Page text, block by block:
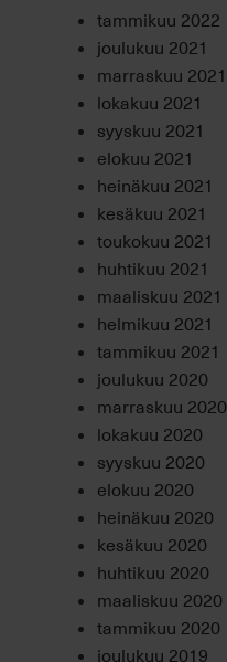
tammikuu 2022
joulukuu 2021
marraskuu 2021
lokakuu 2021
syyskuu 2021
elokuu 2021
heinäkuu 2021
kesäkuu 2021
toukokuu 2021
huhtikuu 2021
maaliskuu 2021
helmikuu 2021
tammikuu 2021
joulukuu 2020
marraskuu 2020
lokakuu 2020
syyskuu 2020
elokuu 2020
heinäkuu 2020
kesäkuu 2020
huhtikuu 2020
maaliskuu 2020
tammikuu 2020
joulukuu 2019